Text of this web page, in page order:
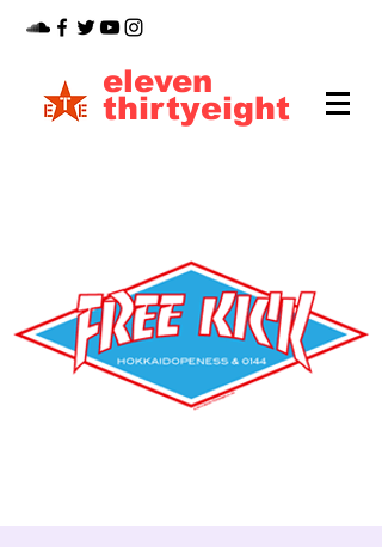
thirtyeight
eleven